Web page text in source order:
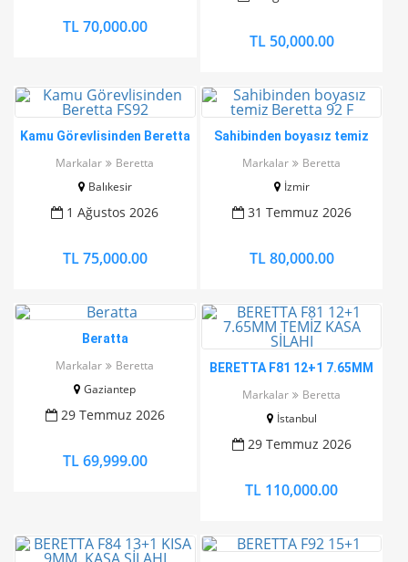
TL 70,000.00
TL 50,000.00
Kamu Görevlisinden Beretta
Markalar
Beretta
Balıkesir
1 Ağustos 2026
TL 75,000.00
Sahibinden boyasız temiz
Markalar
Beretta
İzmir
31 Temmuz 2026
TL 80,000.00
Beratta
Markalar
Beretta
Gaziantep
29 Temmuz 2026
TL 69,999.00
BERETTA F81 12+1 7.65MM
Markalar
Beretta
İstanbul
29 Temmuz 2026
TL 110,000.00